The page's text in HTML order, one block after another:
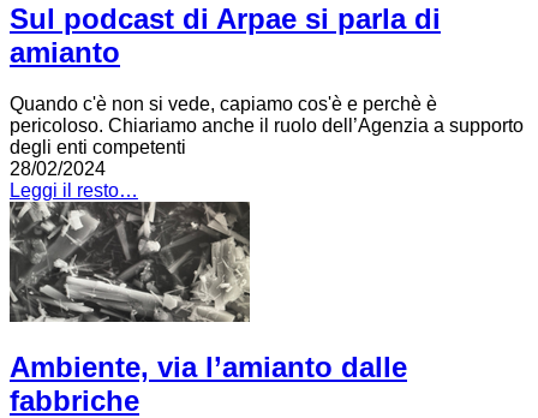
Sul podcast di Arpae si parla di
amianto
Quando c'è non si vede, capiamo cos'è e perchè è
pericoloso. Chiariamo anche il ruolo dell’Agenzia a supporto
degli enti competenti
28/02/2024
Leggi il resto…
Ambiente, via l’amianto dalle
fabbriche